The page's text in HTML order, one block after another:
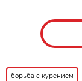
борьба с курением